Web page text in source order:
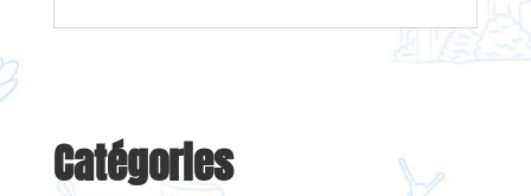
Catégories